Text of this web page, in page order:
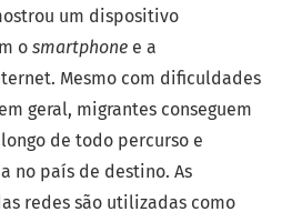
um dispositivo
o smartphone e a
Mesmo com dificuldades
geral, migrantes conseguem
de todo percurso e
no país de destino. As
redes são utilizadas como